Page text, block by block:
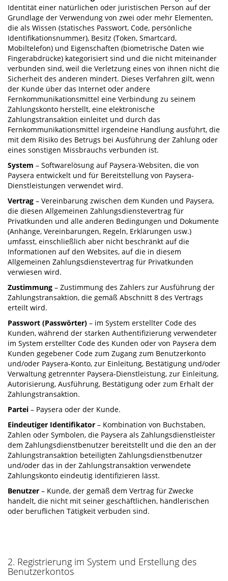
Identität einer natürlichen oder juristischen Person auf der
Grundlage der Verwendung von zwei oder mehr Elementen,
die als Wissen (statisches Passwort, Code, persönliche
Identifikationsnummer), Besitz (Token, Smartcard,
Mobiltelefon) und Eigenschaften (biometrische Daten wie
Fingerabdrücke) kategorisiert sind und die nicht miteinander
verbunden sind, weil die Verletzung eines von ihnen nicht die
Sicherheit des anderen mindert. Dieses Verfahren gilt, wenn
der Kunde über das Internet oder andere
Fernkommunikationsmittel eine Verbindung zu seinem
Zahlungskonto herstellt, eine elektronische
Zahlungstransaktion einleitet und durch das
Fernkommunikationsmittel irgendeine Handlung ausführt, die
mit dem Risiko des Betrugs bei Ausführung der Zahlung oder
eines sonstigen Missbrauchs verbunden ist.
System – Softwarelösung auf Paysera-Websiten, die von
Paysera entwickelt und für Bereitstellung von Paysera-
Dienstleistungen verwendet wird.
Vertrag – Vereinbarung zwischen dem Kunden und Paysera,
die diesen Allgemeinen Zahlungsdienstevertrag für
Privatkunden und alle anderen Bedingungen und Dokumente
(Anhänge, Vereinbarungen, Regeln, Erklärungen usw.)
umfasst, einschließlich aber nicht beschränkt auf die
Informationen auf den Websites, auf die in diesem
Allgemeinen Zahlungsdienstevertrag für Privatkunden
verwiesen wird.
Zustimmung – Zustimmung des Zahlers zur Ausführung der
Zahlungstransaktion, die gemäß Abschnitt 8 des Vertrags
erteilt wird.
Passwort (Passwörter) – im System erstellter Code des
Kunden, während der starken Authentifizierung verwendeter
im System erstellter Code des Kunden oder von Paysera dem
Kunden gegebener Code zum Zugang zum Benutzerkonto
und/oder Paysera-Konto, zur Einleitung, Bestätigung und/oder
Verwaltung getrennter Paysera-Dienstleistung, zur Einleitung,
Autorisierung, Ausführung, Bestätigung oder zum Erhalt der
Zahlungstransaktion.
Partei – Paysera oder der Kunde.
Eindeutiger Identifikator – Kombination von Buchstaben,
Zahlen oder Symbolen, die Paysera als Zahlungsdienstleister
dem Zahlungsdienstbenutzer bereitstellt und die den an der
Zahlungstransaktion beteiligten Zahlungsdienstbenutzer
und/oder das in der Zahlungstransaktion verwendete
Zahlungskonto eindeutig identifizieren lässt.
Benutzer – Kunde, der gemäß dem Vertrag für Zwecke
handelt, die nicht mit seiner geschäftlichen, händlerischen
oder beruflichen Tätigkeit verbuden sind.
2. Registrierung im System und Erstellung des
Benutzerkontos